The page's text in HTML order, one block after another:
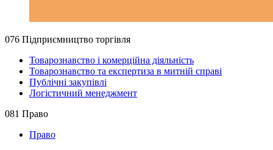
076 Підприємництво торгівля
Товарознавство і комерційна діяльність
Товарознавство та експертиза в митній справі
Публічні закупівлі
Логістичний менеджмент
081 Право
Право